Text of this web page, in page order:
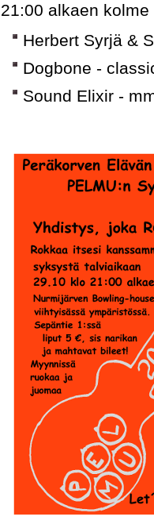
21:00 alkaen kolme
Herbert Syrjä &
Dogbone -
Sound Elixir -